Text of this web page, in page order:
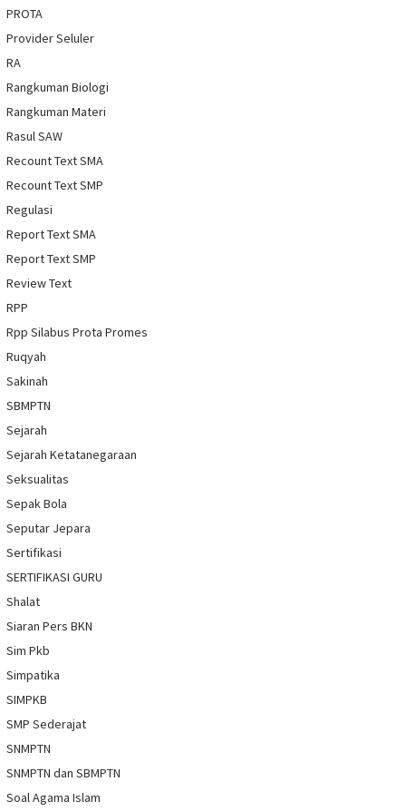
PROTA
Provider Seluler
RA
Rangkuman Biologi
Rangkuman Materi
Rasul SAW
Recount Text SMA
Recount Text SMP
Regulasi
Report Text SMA
Report Text SMP
Review Text
RPP
Rpp Silabus Prota Promes
Ruqyah
Sakinah
SBMPTN
Sejarah
Sejarah Ketatanegaraan
Seksualitas
Sepak Bola
Seputar Jepara
Sertifikasi
SERTIFIKASI GURU
Shalat
Siaran Pers BKN
Sim Pkb
Simpatika
SIMPKB
SMP Sederajat
SNMPTN
SNMPTN dan SBMPTN
Soal Agama Islam